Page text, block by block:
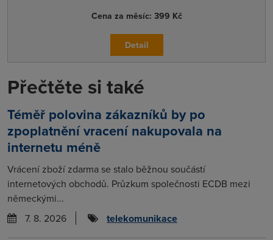
Cena za měsíc: 399 Kč
Detail
Přečtěte si také
Téměř polovina zákazníků by po
zpoplatnění vracení nakupovala na
internetu méně
Vrácení zboží zdarma se stalo běžnou součástí
internetových obchodů. Průzkum společnosti ECDB mezi
německými...
7. 8. 2026
telekomunikace